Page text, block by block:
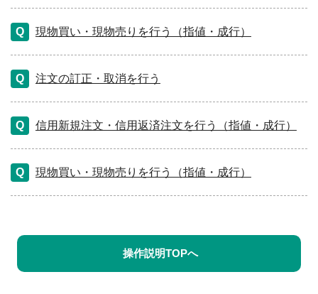
現物買い・現物売りを行う（指値・成行）
注文の訂正・取消を行う
信用新規注文・信用返済注文を行う（指値・成行）
現物買い・現物売りを行う（指値・成行）
操作説明TOPへ